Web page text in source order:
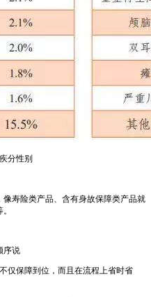
分性别
寿险类产品、含有身故保障类产品就
序说
仅保障到位，而且在流程上省时省